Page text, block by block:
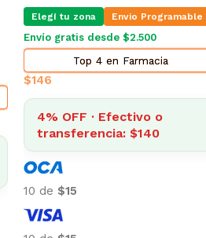
Elegí tu zona
Envío Gratis Programable
Envío gratis
$
4% OFF · Efectivo o
transferencia: $3.057
$318